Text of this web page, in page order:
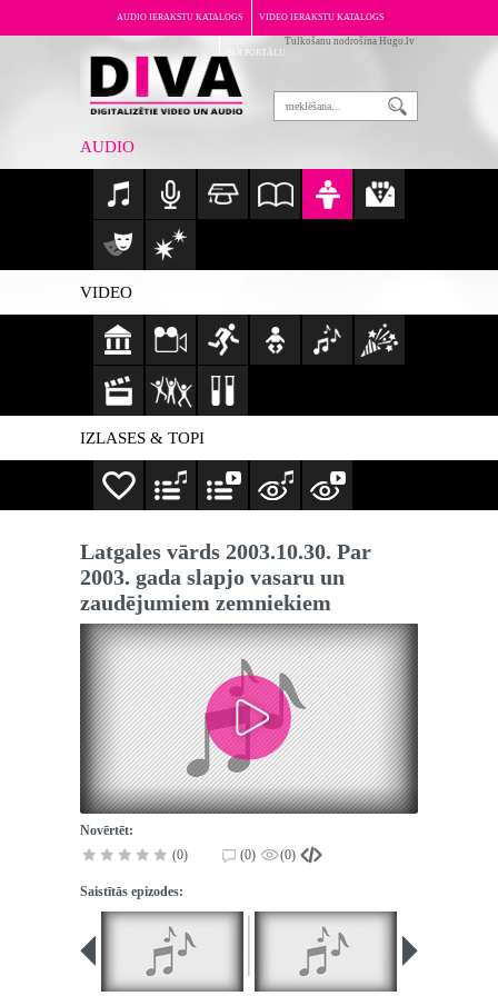
AUDIO IERAKSTU KATALOGS VIDEO IERAKSTU KATALOGS
PAR PORTĀLU
Tulkošanu nodrošina Hugo.lv
AUDIO
VIDEO
IZLASES & TOPI
Latgales vārds 2003.10.30. Par
2003. gada slapjo vasaru un
zaudējumiem zemniekiem
Novērtēt:
(0)
(0) (0)
Saistītās epizodes: